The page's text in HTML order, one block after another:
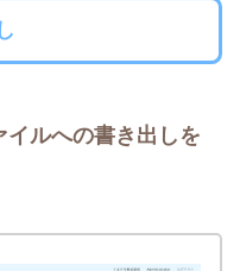
イルへの書き出しを